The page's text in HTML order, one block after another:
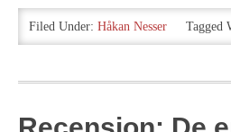
Filed Under: Håkan Nesser Tagged